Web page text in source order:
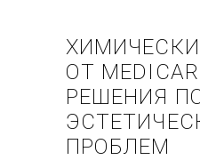
ОТ
РЕШЕНИЯ
ПРОБЛЕМ